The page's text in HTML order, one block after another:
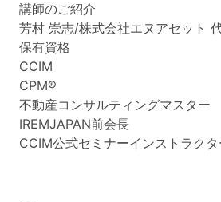
講師のご紹介
芳村 崇志/株式会社エヌアセット
保有資格
CCIM
CPM®
不動産コンサルティングマスター
IREMJAPAN前会長
CCIM公式セミナーインストラクタ